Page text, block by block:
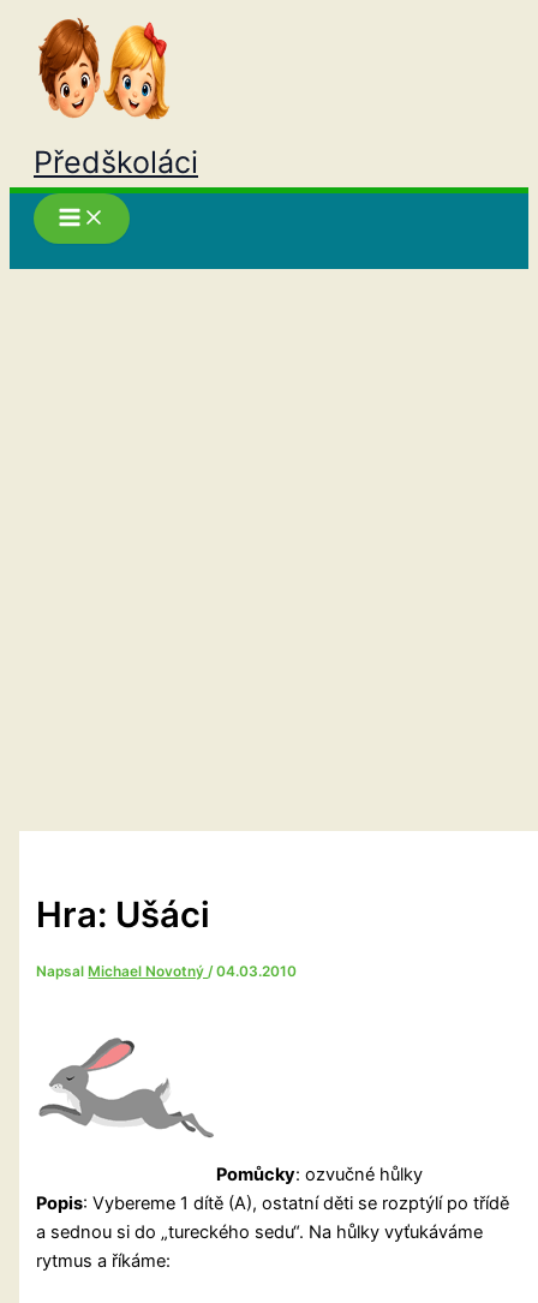
Přeskočit
obsah
Předškoláci
Hra: Ušáci
Napsal Michael Novotný/04.03.2010
Pomůcky: ozvučné hůlky
Popis: Vybereme 1 dítě (A), ostatní děti se rozptýlí po třídě
a sednou si do „tureckého sedu“. Na hůlky vyťukáváme
rytmus a říkáme: